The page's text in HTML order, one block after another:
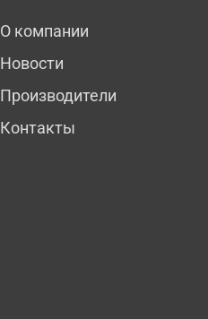
О компании
Новости
Производители
Контакты